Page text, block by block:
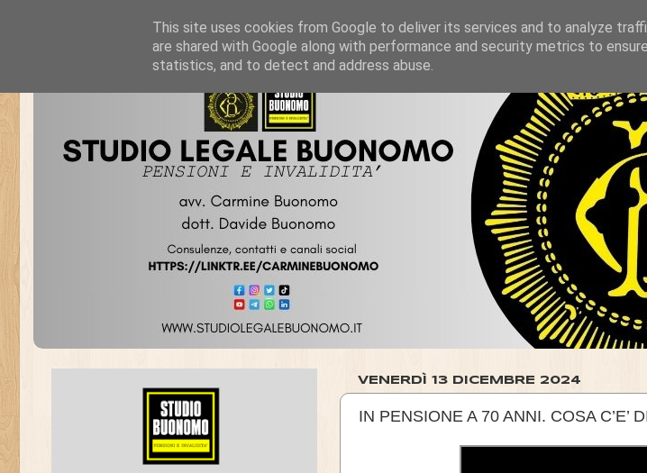
VENERDÌ 13 DICEMBRE 2024
IN PENSIONE A 70 ANNI. COSA C’E’
This site uses cookies from Google to deliver its services and to analyze
are shared with Google along with performance and security metrics to
statistics, and to detect and address abuse.